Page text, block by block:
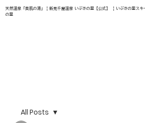
天然温泉「美肌の湯」 | 新見千屋温泉 いぶきの里【公式】 | いぶきの里ス
の里
All Posts